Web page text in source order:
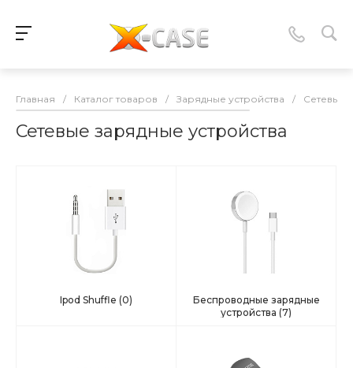
Главная / Каталог товаров / Зарядные устройства / Сетевые
Сетевые зарядные устройства
Ipod Shuffle (0)
Беспроводные зарядные
устройства (7)